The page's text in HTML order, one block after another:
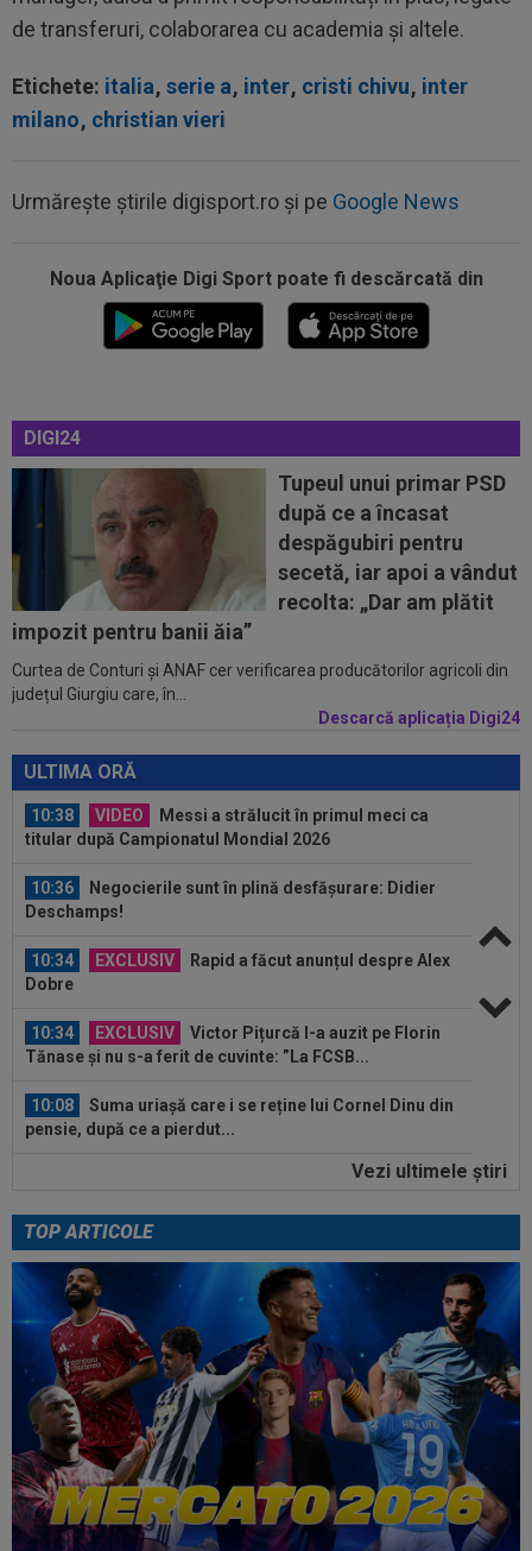
de transferuri, colaborarea cu academia și altele.
Etichete: italia, serie a, inter, cristi chivu, inter
milano, christian vieri
Urmărește știrile digisport.ro și pe Google News
Noua Aplicaţie Digi Sport poate fi descărcată din
DIGI24
Tupeul unui primar PSD
după ce a încasat
despăgubiri pentru
secetă, iar apoi a vândut
recolta: „Dar am plătit
impozit pentru banii ăia”
Curtea de Conturi și ANAF cer verificarea producătorilor agricoli din
județul Giurgiu care, în...
Descarcă aplicația Digi24
ULTIMA ORĂ
Negocierile sunt în plină desfășurare: Didier
Deschamps!
10:34 EXCLUSIV
Victor Pițurcă l-a auzit pe Florin
Tănase și nu s-a ferit de cuvinte: ”La FCSB...
10:08
Suma uriașă care i se reține lui Cornel Dinu din
pensie, după ce a pierdut...
09:53
A venit anunțul cel mare: Vinicius Junior a spus
"DA" și semnează!
11:00
Reacția lui Luis Enrique, după ce PSG a luat
bătaie cu 0-3 de la o echipă de...
la Digi Sport 1. Se anunță un...
10:38 VIDEO
Messi a strălucit în primul meci ca
titular după Campionatul Mondial 2026
10:36
Negocierile sunt în plină desfășurare: Didier
Deschamps!
10:34 EXCLUSIV
Rapid a făcut anunțul despre Alex
Dobre
10:34 EXCLUSIV
Victor Pițurcă l-a auzit pe Florin
Tănase și nu s-a ferit de cuvinte: ”La FCSB...
10:08
Suma uriașă care i se reține lui Cornel Dinu din
pensie, după ce a pierdut...
A venit anunțul cel mare: Vinicius Junior a spus
11:00
Reacția lui Luis Enrique, după ce PSG a luat
bătaie cu 0-3 de la o echipă de...
11:00
UTA - Rapid, LIVE VIDEO, vineri, 21:00, în direct
la Digi Sport 1. Se anunță un...
10:38 VIDEO
Messi a strălucit în primul meci ca
titular după Campionatul Mondial 2026
10:36
Negocierile sunt în plină desfășurare: Didier
Deschamps!
10:34 EXCLUSIV
Rapid a făcut anunțul despre Alex
Vezi ultimele ştiri
TOP ARTICOLE